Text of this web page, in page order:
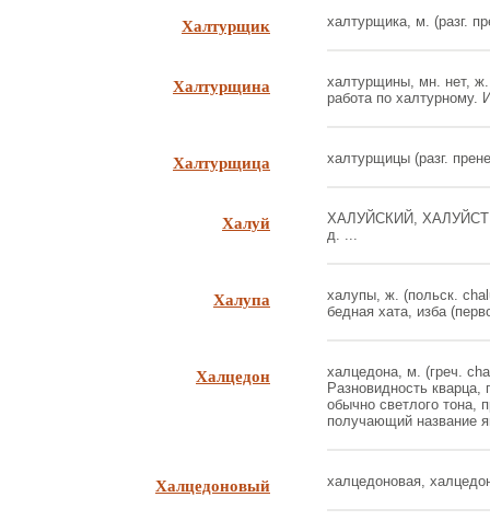
Халтурщик халтурщика, м. (разг.
Халтурщина
халтурщины, мн. нет, ж.
работа по халтурному.
Халтурщица халтурщицы (разг.
Халуй
ХАЛУЙСКИЙ,
д. ...
Халупа
халупы, ж. (польск.
бедная хата, изба
Халцедон
халцедона, м. (греч.
Разновидность
обычно светлого тона,
получающий название
Халцедоновый халцедоновая,